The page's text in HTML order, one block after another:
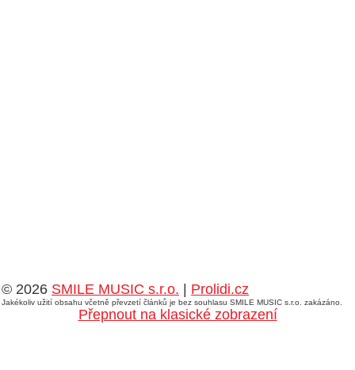
© 2026 SMILE MUSIC s.r.o. | Prolidi.cz
Jakékoliv užití obsahu včetně převzetí článků je bez souhlasu SMILE MUSIC s.r.o. zakázáno.
Přepnout na klasické zobrazení